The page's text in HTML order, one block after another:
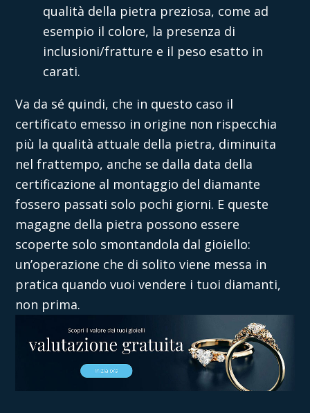
qualità della pietra preziosa, come ad
esempio il colore, la presenza di
inclusioni/fratture e il peso esatto in
carati.
Va da sé quindi, che in questo caso il
certificato emesso in origine non rispecchia
più la qualità attuale della pietra, diminuita
nel frattempo, anche se dalla data della
certificazione al montaggio del diamante
fossero passati solo pochi giorni. E queste
magagne della pietra possono essere
scoperte solo smontandola dal gioiello:
un’operazione che di solito viene messa in
pratica quando vuoi vendere i tuoi diamanti,
non prima.